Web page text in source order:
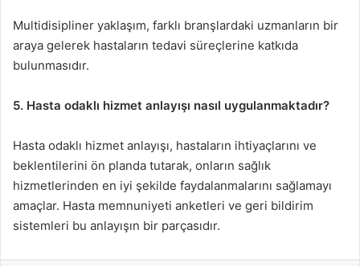
Multidisipliner yaklaşım, farklı branşlardaki uzmanların bir
araya gelerek hastaların tedavi süreçlerine katkıda
bulunmasıdır.
5. Hasta odaklı hizmet anlayışı nasıl uygulanmaktadır?
Hasta odaklı hizmet anlayışı, hastaların ihtiyaçlarını ve
beklentilerini ön planda tutarak, onların sağlık
hizmetlerinden en iyi şekilde faydalanmalarını sağlamayı
amaçlar. Hasta memnuniyeti anketleri ve geri bildirim
sistemleri bu anlayışın bir parçasıdır.